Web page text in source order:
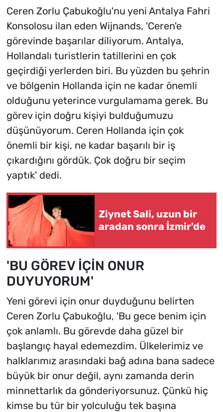
Ceren Zorlu Çabukoğlu'nu yeni Antalya Fahri
Konsolosu ilan eden Wijnands, 'Ceren'e
görevinde başarılar diliyorum. Antalya,
Hollandalı turistlerin tatillerini en çok
geçirdiği yerlerden biri. Bu yüzden bu şehrin
ve bölgenin Hollanda için ne kadar önemli
olduğunu yeterince vurgulamama gerek. Bu
görev için doğru kişiyi bulduğumuzu
düşünüyorum. Ceren Hollanda için çok
önemli bir kişi, ne kadar başarılı bir iş
çıkardığını gördük. Çok doğru bir seçim
yaptık' dedi.
Ziynet Sali, uzun bir
aradan sonra İzmir'de
'BU GÖREV İÇİN ONUR
DUYUYORUM'
Yeni görevi için onur duyduğunu belirten
Ceren Zorlu Çabukoğlu, 'Bu gece benim için
çok anlamlı. Bu görevde daha güzel bir
başlangıç hayal edemezdim. Ülkelerimiz ve
halklarımız arasındaki bağ adına bana sadece
büyük bir onur değil, aynı zamanda derin
minnettarlık da gönderiyorsunuz. Çünkü hiç
kimse bu tür bir yolculuğu tek başına